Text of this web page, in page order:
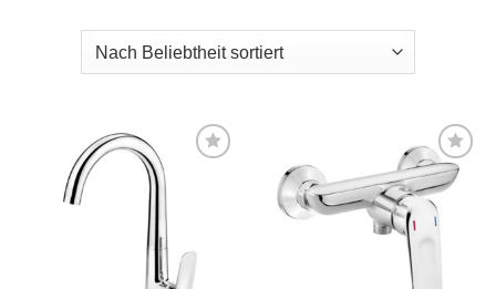
Zur
Wunschliste
hinzufügen